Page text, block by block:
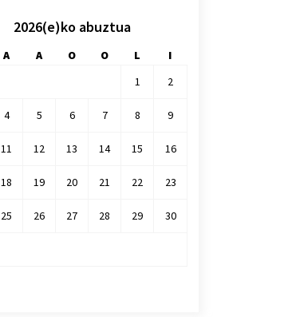
2026(e)ko abuztua
A A O O L
I
1
2
4 5 6 7 8 9
11 12 13 14 15 16
18 19 20 21 22 23
25 26 27 28 29 30